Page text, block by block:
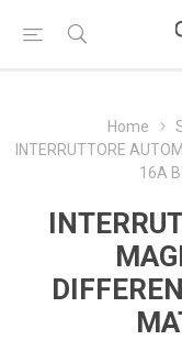
Home
INTERRUTTORE
16A